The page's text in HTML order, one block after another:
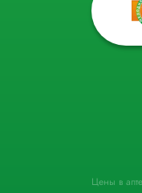
Цены в